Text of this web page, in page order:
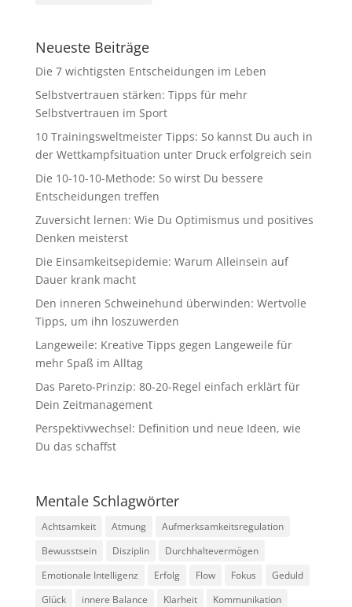
Neueste Beiträge
Die 7 wichtigsten Entscheidungen im Leben
Selbstvertrauen stärken: Tipps für mehr
Selbstvertrauen im Sport
10 Trainingsweltmeister Tipps: So kannst Du auch in
der Wettkampfsituation unter Druck erfolgreich sein
Die 10-10-10-Methode: So wirst Du bessere
Entscheidungen treffen
Zuversicht lernen: Wie Du Optimismus und positives
Denken meisterst
Die Einsamkeitsepidemie: Warum Alleinsein auf
Dauer krank macht
Den inneren Schweinehund überwinden: Wertvolle
Tipps, um ihn loszuwerden
Langeweile: Kreative Tipps gegen Langeweile für
mehr Spaß im Alltag
Das Pareto-Prinzip: 80-20-Regel einfach erklärt für
Dein Zeitmanagement
Perspektivwechsel: Definition und neue Ideen, wie
Du das schaffst
Mentale Schlagwörter
Achtsamkeit Atmung
Aufmerksamkeitsregulation
Bewusstsein
Disziplin
Durchhaltevermögen
Emotionale Intelligenz
Erfolg Flow Fokus
Geduld
Glück
innere Balance Klarheit
Kommunikation